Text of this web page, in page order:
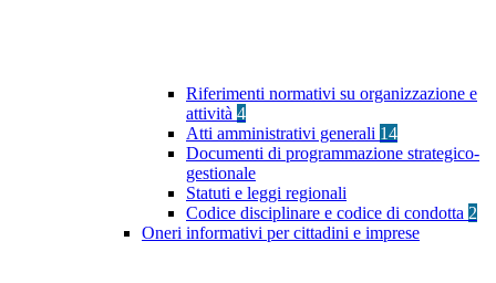
Riferimenti normativi su organizzazione e
attività 4
Atti amministrativi generali 14
Documenti di programmazione strategico-
gestionale
Statuti e leggi regionali
Codice disciplinare e codice di condotta 2
Oneri informativi per cittadini e imprese